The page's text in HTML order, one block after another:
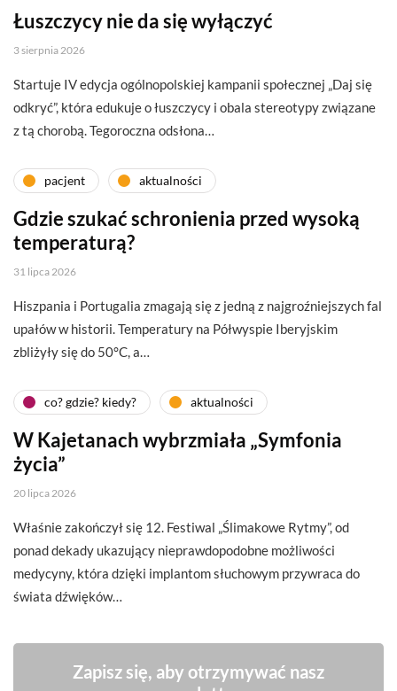
Łuszczycy nie da się wyłączyć
3 sierpnia 2026
Startuje IV edycja ogólnopolskiej kampanii społecznej „Daj się
odkryć”, która edukuje o łuszczycy i obala stereotypy związane
z tą chorobą. Tegoroczna odsłona…
pacjent aktualności
Gdzie szukać schronienia przed wysoką
temperaturą?
31 lipca 2026
Hiszpania i Portugalia zmagają się z jedną z najgroźniejszych fal
upałów w historii. Temperatury na Półwyspie Iberyjskim
zbliżyły się do 50°C, a…
co? gdzie? kiedy? aktualności
W Kajetanach wybrzmiała „Symfonia
życia”
20 lipca 2026
Właśnie zakończył się 12. Festiwal „Ślimakowe Rytmy”, od
ponad dekady ukazujący nieprawdopodobne możliwości
medycyny, która dzięki implantom słuchowym przywraca do
świata dźwięków…
Zapisz się, aby otrzymywać nasz